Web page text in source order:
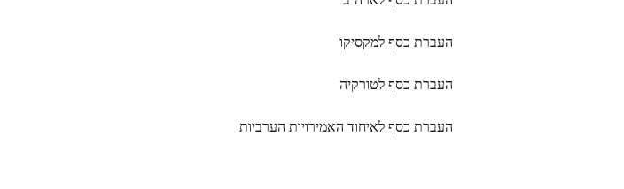
העברת כסף למקסיקו
העברת כסף לטורקיה
העברת כסף לאיחוד האמירויות הערביות